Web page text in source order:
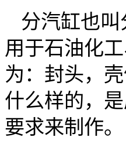
分汽缸也
用于石油化
为：封头，
什么样的，
要求来制作。